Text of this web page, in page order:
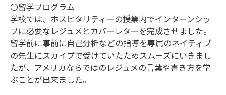
〇留学プログラム
学校では、ホスピタリティーの授業内でインターンシッ
プに必要なレジュメとカバーレターを完成させました。
留学前に事前に自己分析などの指導を専属のネイティブ
の先生にスカイプで受けていたためスムーズにいきまし
たが、アメリカならではのレジュメの言葉や書き方を学
ぶことが出来ました。